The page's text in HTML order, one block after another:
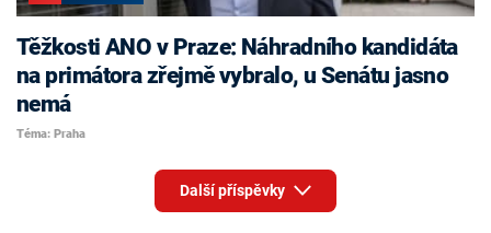
Těžkosti ANO v Praze: Náhradního kandidáta
na primátora zřejmě vybralo, u Senátu jasno
nemá
Téma: Praha
Další příspěvky